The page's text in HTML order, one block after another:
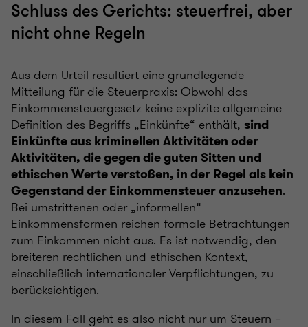
Schluss des Gerichts: steuerfrei, aber
nicht ohne Regeln
Aus dem Urteil resultiert eine grundlegende
Mitteilung für die Steuerpraxis: Obwohl das
Einkommensteuergesetz keine explizite allgemeine
Definition des Begriffs „Einkünfte“ enthält, sind
Einkünfte aus kriminellen Aktivitäten oder
Aktivitäten, die gegen die guten Sitten und
ethischen Werte verstoßen, in der Regel als kein
Gegenstand der Einkommensteuer anzusehen.
Bei umstrittenen oder „informellen“
Einkommensformen reichen formale Betrachtungen
zum Einkommen nicht aus. Es ist notwendig, den
breiteren rechtlichen und ethischen Kontext,
einschließlich internationaler Verpflichtungen, zu
berücksichtigen.
In diesem Fall geht es also nicht nur um Steuern –